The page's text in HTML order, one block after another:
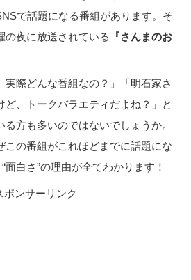
で話題になる番組があります。そ
の夜に放送されている
『さんまのお
実際どんな番組なの？」「明石家さ
ど、トークバラエティだよね？」と
方も多いのではないでしょうか。
この番組がこれほどまでに話題にな
面白さ”の理由が全てわかります！
ポンサーリンク